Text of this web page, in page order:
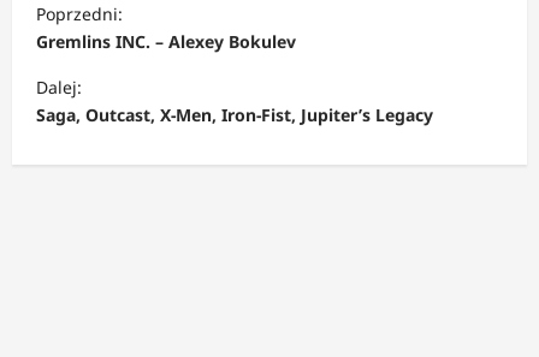
o
a
Poprzedni:
Gremlins INC. – Alexey Bokulev
Dalej:
Saga, Outcast, X-Men, Iron-Fist, Jupiter’s Legacy